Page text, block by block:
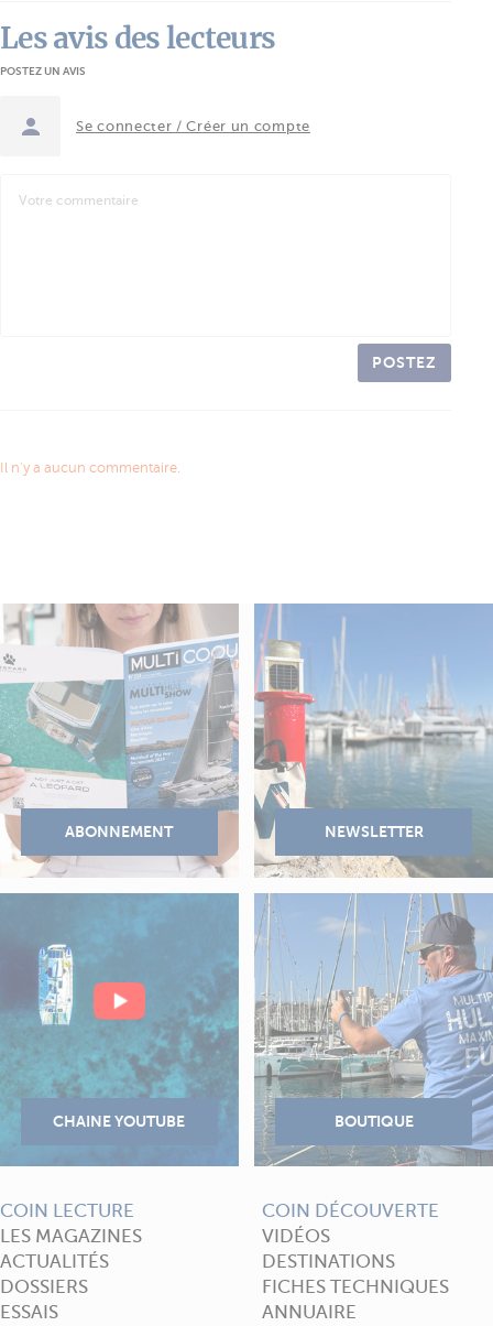
Les avis des lecteurs
POSTEZ UN AVIS
Se connecter / Créer un compte
POSTEZ
Il n'y a aucun commentaire.
COIN LECTURE
LES MAGAZINES
ACTUALITÉS
DOSSIERS
ESSAIS
COIN DÉCOUVERTE
VIDÉOS
DESTINATIONS
FICHES TECHNIQUES
ANNUAIRE